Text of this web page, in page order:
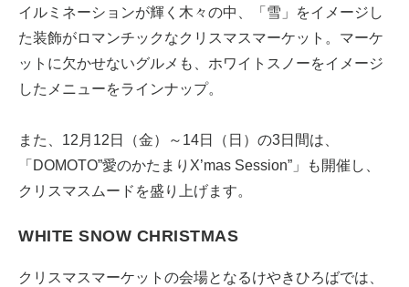
イルミネーションが輝く木々の中、「雪」をイメージし
た装飾がロマンチックなクリスマスマーケット。マーケ
ットに欠かせないグルメも、ホワイトスノーをイメージ
したメニューをラインナップ。
また、12月12日（金）～14日（日）の3日間は、
「DOMOTO”愛のかたまりX’mas Session”」も開催し、
クリスマスムードを盛り上げます。
WHITE SNOW CHRISTMAS
クリスマスマーケットの会場となるけやきひろばでは、